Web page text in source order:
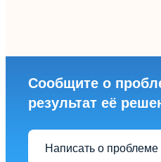
Сообщите о
результат её
Написать о проблеме